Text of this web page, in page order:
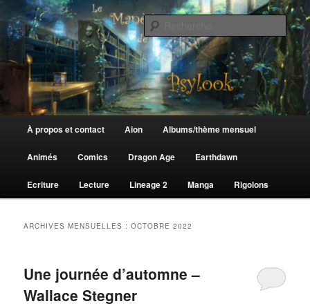
au
contenu
principal
au
contenu
secondaire
Le Manège de Psylook
principal
À propos et contact Aion Albums/thème mensuel
Animés Comics Dragon Age Earthdawn
Ecriture Lecture Lineage 2 Manga Rigolons
ARCHIVES MENSUELLES :OCTOBRE 2022
Une journée d’automne –
Wallace Stegner